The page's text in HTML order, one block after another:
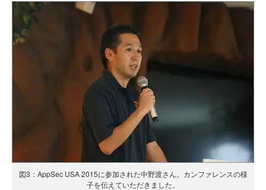
図3：AppSec USA 2015に参加された中野渡さん。カンファレンスの様
子を伝えていただきました。